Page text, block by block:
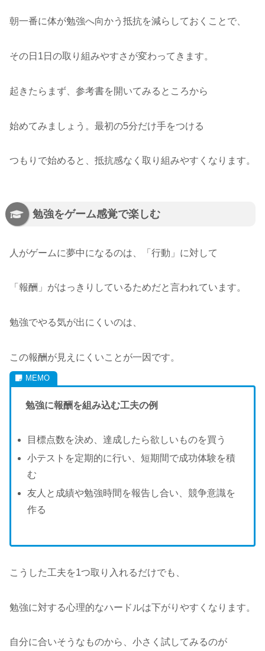
朝一番に体が勉強へ向かう抵抗を減らしておくことで、
その日1日の取り組みやすさが変わってきます。
起きたらまず、参考書を開いてみるところから
始めてみましょう。最初の5分だけ手をつける
つもりで始めると、抵抗感なく取り組みやすくなります。
勉強をゲーム感覚で楽しむ
人がゲームに夢中になるのは、「行動」に対して
「報酬」がはっきりしているためだと言われています。
勉強でやる気が出にくいのは、
この報酬が見えにくいことが一因です。
勉強に報酬を組み込む工夫の例
目標点数を決め、達成したら欲しいものを買う
小テストを定期的に行い、短期間で成功体験を積
む
友人と成績や勉強時間を報告し合い、競争意識を
作る
こうした工夫を1つ取り入れるだけでも、
勉強に対する心理的なハードルは下がりやすくなります。
自分に合いそうなものから、小さく試してみるのが